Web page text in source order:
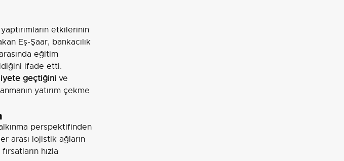
etkilerinin
Eş-Şaar, bankacılık
eğitim
ifade etti.
geçtiğini ve
yatırım çekme
perspektifinden
arası lojistik ağların
hızla